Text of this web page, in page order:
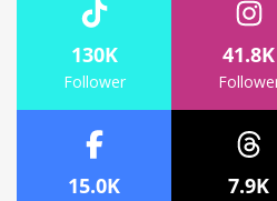
130K
Follower
41.8K
15.0K 7.9K